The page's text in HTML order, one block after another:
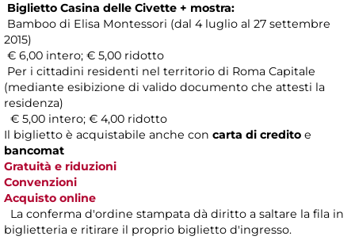
Biglietto Casina delle Civette + mostra:
Bamboo di Elisa Montessori (dal 4 luglio al 27 settembre
2015)
€ 6,00 intero; € 5,00 ridotto
Per i cittadini residenti nel territorio di Roma Capitale
(mediante esibizione di valido documento che attesti la
residenza)
€ 5,00 intero; € 4,00 ridotto
Il biglietto è acquistabile anche con carta di credito e
bancomat
Gratuità e riduzioni
Convenzioni
Acquisto online
La conferma d'ordine stampata dà diritto a saltare la fila in
biglietteria e ritirare il proprio biglietto d'ingresso.